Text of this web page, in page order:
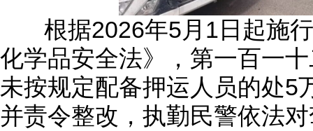
根据2026年5月1日起施行
化学品安全法》，第一百一
未按规定配备押运人员的处5
并责令整改，执勤民警依法